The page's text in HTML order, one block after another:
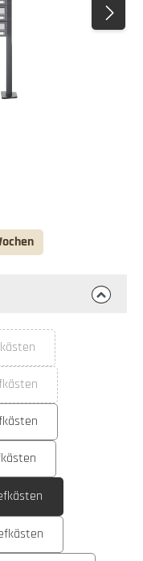
Option ist zurzeit nicht
Option ist zurzeit nicht